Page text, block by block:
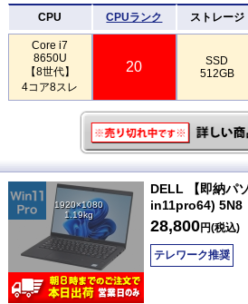
CPU CPUランク ストレージ
Core i7
8650U
【8世代】
4コア8スレ
20
SSD
512GB
1920×1080
1.19kg
DELL 【即納パ
in11pro64) 5N8
28,800円(税込)
テレワーク推奨